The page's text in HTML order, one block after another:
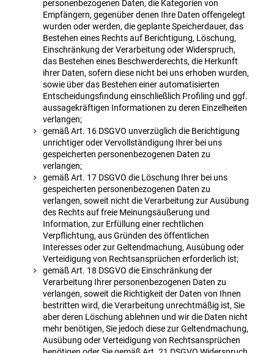
personenbezogenen Daten, die Kategorien von
Empfängern, gegenüber denen Ihre Daten offengelegt
wurden oder werden, die geplante Speicherdauer, das
Bestehen eines Rechts auf Berichtigung, Löschung,
Einschränkung der Verarbeitung oder Widerspruch,
das Bestehen eines Beschwerderechts, die Herkunft
ihrer Daten, sofern diese nicht bei uns erhoben wurden,
sowie über das Bestehen einer automatisierten
Entscheidungsfindung einschließlich Profiling und ggf.
aussagekräftigen Informationen zu deren Einzelheiten
verlangen;
gemäß Art. 16 DSGVO unverzüglich die Berichtigung
unrichtiger oder Vervollständigung Ihrer bei uns
gespeicherten personenbezogenen Daten zu
verlangen;
gemäß Art. 17 DSGVO die Löschung Ihrer bei uns
gespeicherten personenbezogenen Daten zu
verlangen, soweit nicht die Verarbeitung zur Ausübung
des Rechts auf freie Meinungsäußerung und
Information, zur Erfüllung einer rechtlichen
Verpflichtung, aus Gründen des öffentlichen
Interesses oder zur Geltendmachung, Ausübung oder
Verteidigung von Rechtsansprüchen erforderlich ist;
gemäß Art. 18 DSGVO die Einschränkung der
Verarbeitung Ihrer personenbezogenen Daten zu
verlangen, soweit die Richtigkeit der Daten von Ihnen
bestritten wird, die Verarbeitung unrechtmäßig ist, Sie
aber deren Löschung ablehnen und wir die Daten nicht
mehr benötigen, Sie jedoch diese zur Geltendmachung,
Ausübung oder Verteidigung von Rechtsansprüchen